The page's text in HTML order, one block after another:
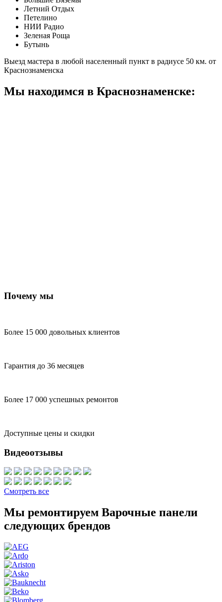
Летний Отдых
Петелино
НИИ Радио
Зеленая Роща
Бутынь
Выезд мастера в любой населенный пункт в радиусе 50 км. от
Краснознаменска
Мы находимся в Краснознаменске:
Почему мы
Более 15 000 довольных клиентов
Гарантия до 36 месяцев
Более 17 000 успешных ремонтов
Доступные цены и скидки
Видеоотзывы
Смотреть все
Мы ремонтируем Варочные панели
следующих брендов